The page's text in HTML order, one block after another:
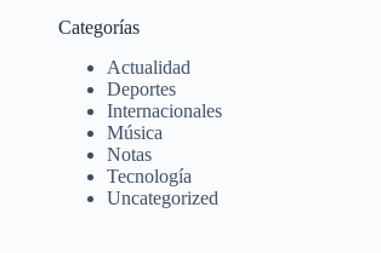
Categorías
Actualidad
Deportes
Internacionales
Música
Notas
Tecnología
Uncategorized